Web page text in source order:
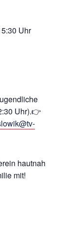
Uhr
Uhr).👉
hautnah
mit!